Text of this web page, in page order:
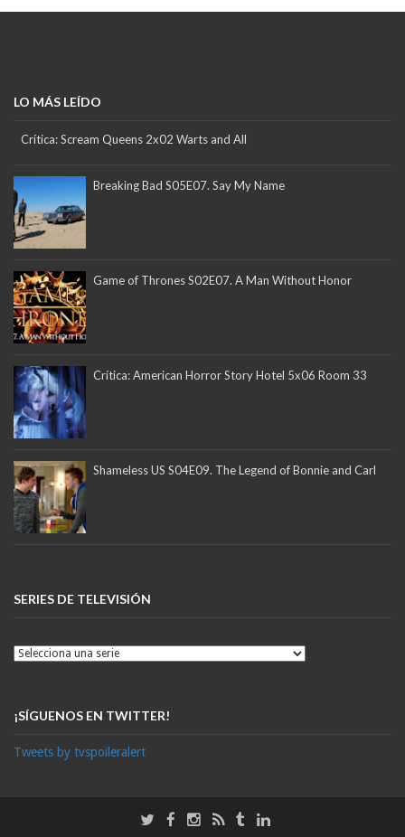
LO MÁS LEÍDO
Crítica: Scream Queens 2x02 Warts and All
Breaking Bad S05E07. Say My Name
Game of Thrones S02E07. A Man Without Honor
Crítica: American Horror Story Hotel 5x06 Room 33
Shameless US S04E09. The Legend of Bonnie and Carl
SERIES DE TELEVISIÓN
¡SÍGUENOS EN TWITTER!
Tweets by tvspoileralert